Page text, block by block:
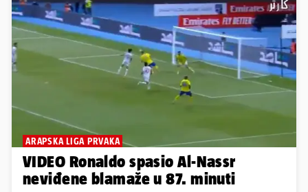
ARAPSKA LIGA PRVAKA
VIDEO Ronaldo spasio Al-Nassr
neviđene blamaže u 87. minuti